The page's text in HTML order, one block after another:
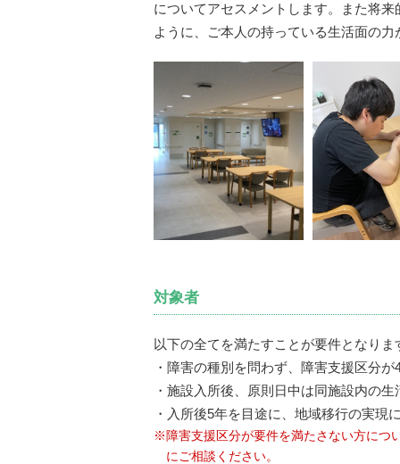
についてアセスメントします。また将
ように、ご本人の持っている生活面の力
対象者
以下の全てを満たすことが要件となりま
・障害の種別を問わず、障害支援区分
・施設入所後、原則日中は同施設内の生
・入所後5年を目途に、地域移行の実現
※障害支援区分が要件を満たさない方につ
にご相談ください。